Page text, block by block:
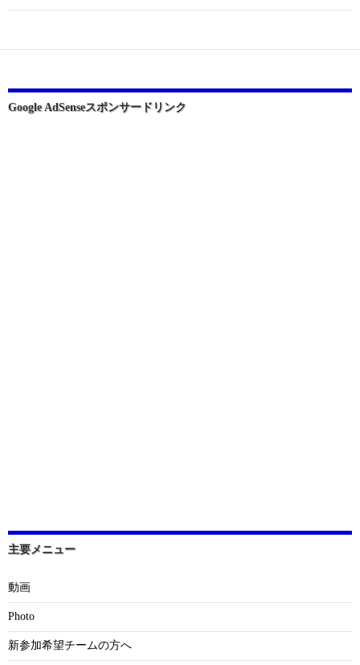
ー
ョ
Google AdSenseスポンサードリンク
主要メニュー
動画
Photo
新参加希望チームの方へ